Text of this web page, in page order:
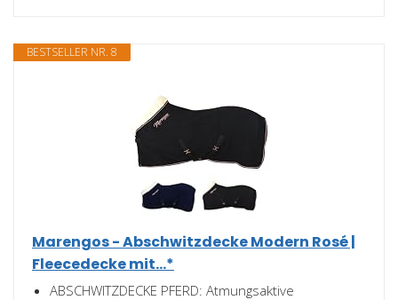
BESTSELLER NR. 8
Marengos - Abschwitzdecke Modern Rosé |
Fleecedecke mit...*
ABSCHWITZDECKE PFERD: Atmungsaktive